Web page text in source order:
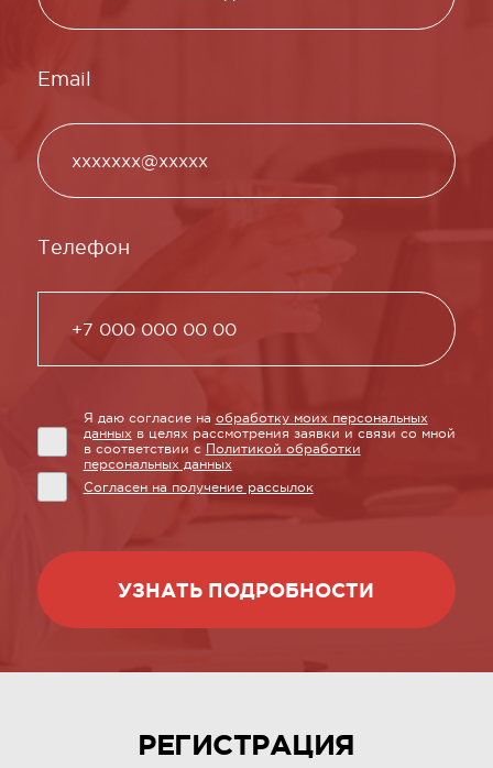
Email
Телефон
Я даю согласие на обработку моих персональных
данных в целях рассмотрения заявки и связи со мной
в соответствии с Политикой обработки
персональных данных
Согласен на получение рассылок
УЗНАТЬ ПОДРОБНОСТИ
РЕГИСТРАЦИЯ